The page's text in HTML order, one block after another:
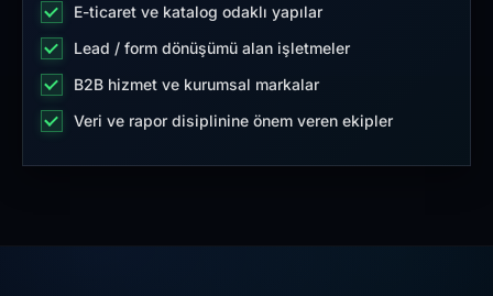
E-ticaret ve katalog odaklı yapılar
Lead / form dönüşümü alan işletmeler
B2B hizmet ve kurumsal markalar
Veri ve rapor disiplinine önem veren ekipler